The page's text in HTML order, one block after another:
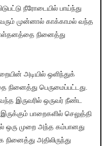
நீரோடையில் பாய்ந்து
வரும் முன்னால் காக்காமல் வந்த
நினைத்து
அடியில் ஒளிந்துக்
பெருமைப்பட்டது.
இருவரில் ஒருவர் நீண்ட
பாறைகளில் செலுத்தி
முறை அந்த கம்பானது
நினைத்து அதிலிருந்து